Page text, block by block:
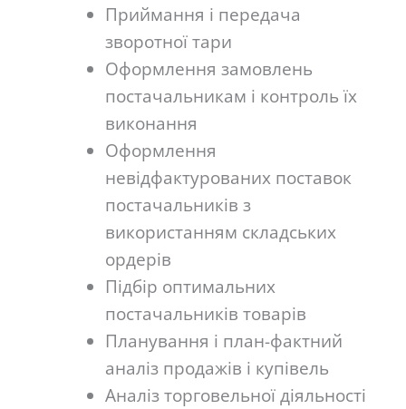
Приймання і передача
зворотної тари
Оформлення замовлень
постачальникам і контроль їх
виконання
Оформлення
невідфактурованих поставок
постачальників з
використанням складських
ордерів
Підбір оптимальних
постачальників товарів
Планування і план-фактний
аналіз продажів і купівель
Аналіз торговельної діяльності